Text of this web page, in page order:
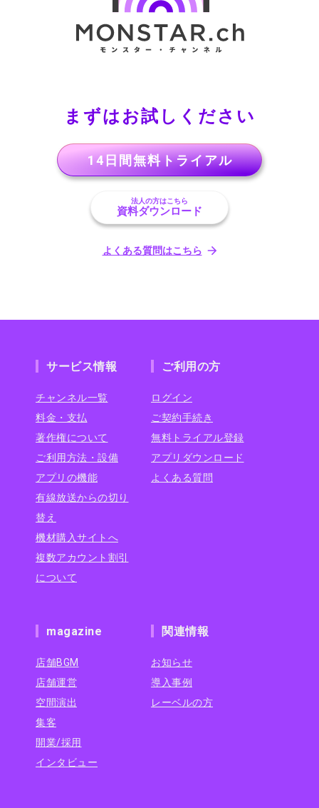
まずはお試しください
14日間無料トライアル
法人の方はこちら
資料ダウンロード
よくある質問はこちら
サービス情報
チャンネル一覧
料金・支払
著作権について
ご利用方法・設備
アプリの機能
有線放送からの切り
替え
機材購入サイトへ
複数アカウント割引
について
ご利用の方
ログイン
ご契約手続き
無料トライアル登録
アプリダウンロード
よくある質問
magazine
店舗BGM
店舗運営
空間演出
集客
開業/採用
インタビュー
関連情報
お知らせ
導入事例
レーベルの方